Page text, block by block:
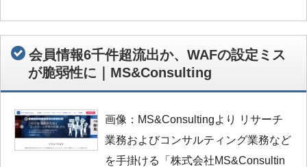
会員情報6千件超流出か、WAFの設定ミス
が脆弱性に｜MS&Consulting
画像：MS&Consultingより リサーチ
業務およびコンサルティング業務など
を手掛ける「株式会社MS&Consultin